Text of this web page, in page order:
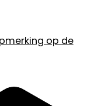
op de